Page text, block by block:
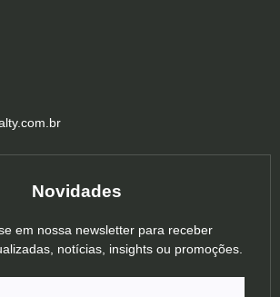
Novidades
em nossa newsletter para receber
notícias, insights ou promoções.